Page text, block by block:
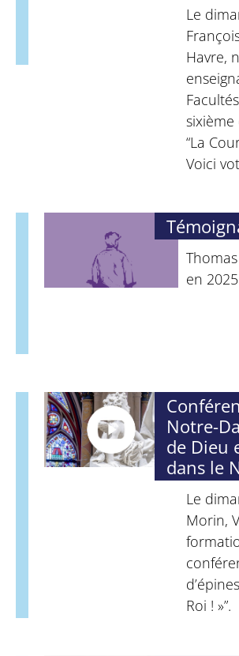
Le
Havre,
“La
Voici
en
Notre-
de Dieu
dans le
Le
Morin,
Roi ! »”.